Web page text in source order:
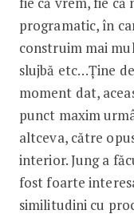
programatic, în
construim mai
slujbă etc…Ține
moment dat,
punct maxim
altceva, către
interior. Jung a
fost foarte
similitudini cu